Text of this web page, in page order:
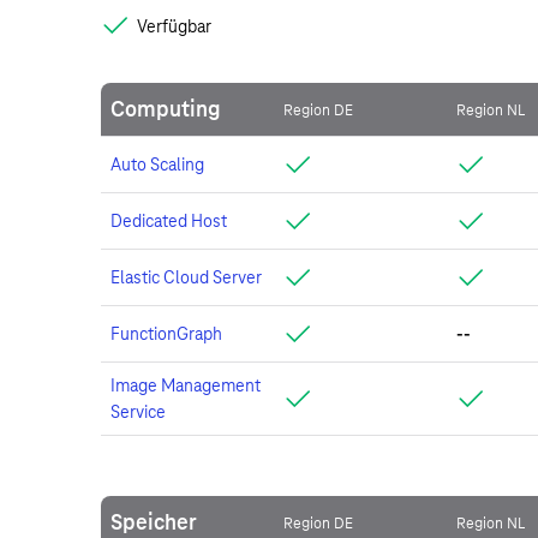
Verfügbar
Computing Region DE Region NL
Auto Scaling
Dedicated Host
Elastic Cloud Server
FunctionGraph --
Image Management
Service
Speicher Region DE Region NL